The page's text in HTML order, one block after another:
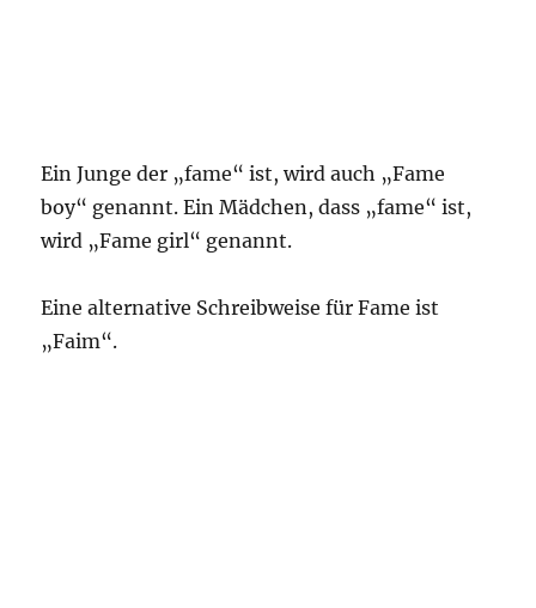
Ein Junge der „fame“ ist, wird auch „Fame
boy“ genannt. Ein Mädchen, dass „fame“ ist,
wird „Fame girl“ genannt.
Eine alternative Schreibweise für Fame ist
„Faim“.